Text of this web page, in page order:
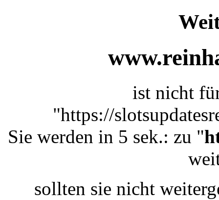
ist nicht
"https://
Sie werden in 5 sek.: zu "
sollten sie nicht